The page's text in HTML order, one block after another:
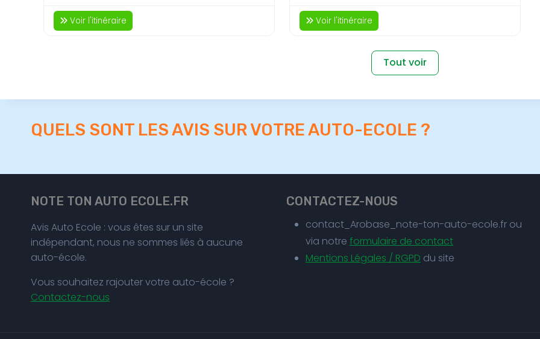
Voir l'itinéraire Voir l'itinéraire
Tout voir
QUELS SONT LES AVIS SUR VOTRE AUTO-ECOLE ?
NOTE TON AUTO ECOLE.FR
Avis Auto Ecole : vous êtes sur un site
indépendant, nous ne sommes liés à aucune
auto-école.
Vous souhaitez rajouter votre auto-école ?
Contactez-nous
CONTACTEZ-NOUS
contact_Arobase_note-ton-auto-ecole.fr ou
via notre formulaire de contact
Mentions Légales / RGPD du site